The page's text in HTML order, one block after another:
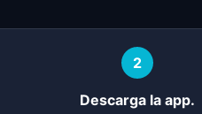
2
Descarga la app.